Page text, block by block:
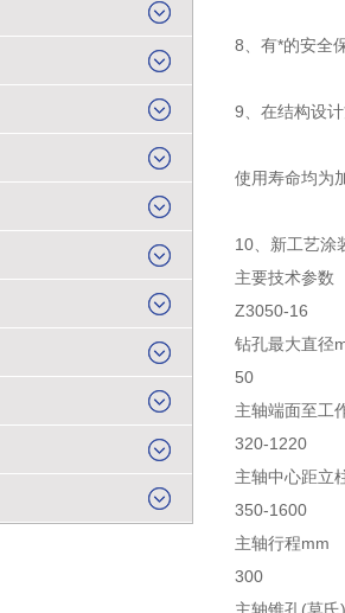
8、有*的安全
9、在结构设
使用寿命均为
10、新工艺涂
主要技术参数
Z3050-16
钻孔最大直径
50
主轴端面至工
320-1220
主轴中心距立
350-1600
主轴行程mm
300